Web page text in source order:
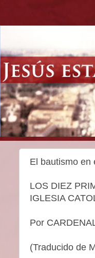
El bautismo en
LOS DIEZ
IGLESIA
Por
(Traducido de